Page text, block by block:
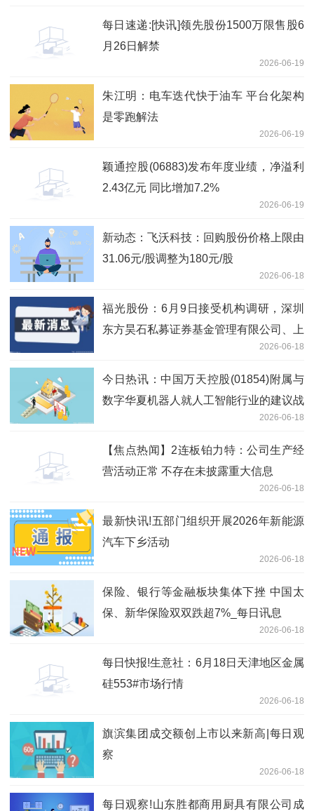
每日速递:[快讯]领先股份1500万限售股6
月26日解禁
2026-06-19
朱江明：电车迭代快于油车 平台化架构
是零跑解法
2026-06-19
颖通控股(06883)发布年度业绩，净溢利
2.43亿元 同比增加7.2%
2026-06-19
新动态：飞沃科技：回购股份价格上限由
31.06元/股调整为180元/股
2026-06-18
福光股份：6月9日接受机构调研，深圳
东方昊石私募证券基金管理有限公司、上
海隆象私募基金管理有限公司等多家机构
参与
2026-06-18
今日热讯：中国万天控股(01854)附属与
数字华夏机器人就人工智能行业的建议战
2026-06-18
【焦点热闻】2连板铂力特：公司生产经
营活动正常 不存在未披露重大信息
2026-06-18
最新快讯!五部门组织开展2026年新能源
汽车下乡活动
2026-06-18
保险、银行等金融板块集体下挫 中国太
保、新华保险双双跌超7%_每日讯息
2026-06-18
每日快报!生意社：6月18日天津地区金属
硅553#市场行情
2026-06-18
旗滨集团成交额创上市以来新高|每日观
察
2026-06-18
每日观察!山东胜都商用厨具有限公司成